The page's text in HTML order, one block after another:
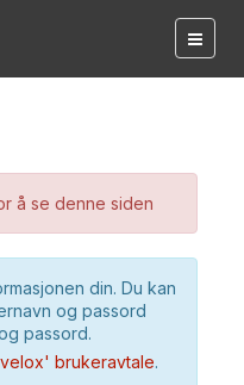
å se denne siden
din. Du kan
og passord
passord.
brukeravtale.